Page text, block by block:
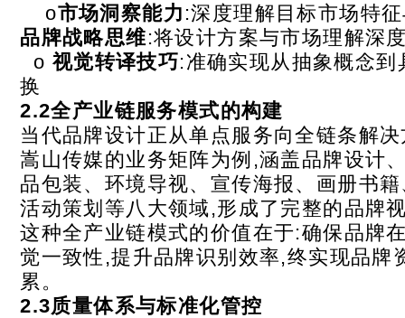
o市场洞察能力 :深度理解目标市场特
品牌战略思维:将设计方案与市场理解深
o 视觉转译技巧:准确实现从抽象概念到
换
2.2全产业链服务模式的构建
当代品牌设计正从单点服务向全链条解
嵩山传媒的业务矩阵为例,涵盖品牌设计
品包装、环境导视、宣传海报、画册书
活动策划等八大领域,形成了完整的品牌
这种全产业链模式的价值在于:确保品牌
觉一致性,提升品牌识别效率,终实现品牌
累。
2.3质量体系与标准化管控